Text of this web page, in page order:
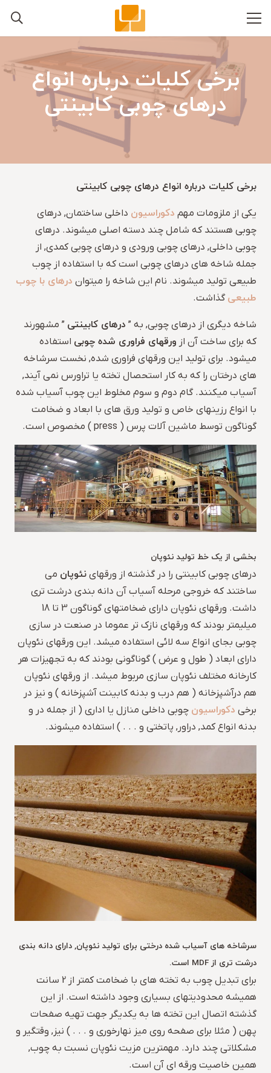
برخی کلیات درباره انواع
درهای چوبی کابینتی
برخی کلیات درباره انواع درهای چوبی کابینتی
یکی از ملزومات مهم دکوراسیون داخلی ساختمان, درهای
چوبی هستند که شامل چند دسته اصلی میشوند. درهای
چوبی داخلی, درهای چوبی ورودی و درهای چوبی کمدی, از
جمله شاخه های درهای چوبی است که با استفاده از چوب
طبیعی تولید میشوند. نام این شاخه را میتوان درهای با چوب
طبیعی گذاشت.
شاخه دیگری از درهای چوبی, به ” درهای کابینتی ” مشهورند
که برای ساخت آن از ورقهای فراوری شده چوبی استفاده
میشود. برای تولید این ورقهای فراوری شده, نخست سرشاخه
های درختان را که به کار استحصال تخته یا تراورس نمی آیند,
آسیاب میکنند. گام دوم و سوم مخلوط این چوب آسیاب شده
با انواع رزینهای خاص و تولید ورق های با ابعاد و ضخامت
گوناگون توسط ماشین آلات پرس ( press ) مخصوص است.
بخشی از یک خط تولید نئوپان
درهای چوبی کابینتی را در گذشته از ورقهای نئوپان می
ساختند که خروجی مرحله آسیاب آن دانه بندی درشت تری
داشت. ورقهای نئوپان دارای ضخامتهای گوناگون 3 تا 18
میلیمتر بودند که ورقهای نازک تر عموما در صنعت در سازی
چوبی بجای انواع سه لائی استفاده میشد. این ورقهای نئوپان
دارای ابعاد ( طول و عرض ) گوناگونی بودند که به تجهیزات هر
کارخانه مختلف نئوپان سازی مربوط میشد. از ورقهای نئوپان
هم درآشپزخانه ( هم درب و بدنه کابینت آشپزخانه ) و نیز در
برخی دکوراسیون چوبی داخلی منازل یا اداری ( از جمله در و
بدنه انواع کمد, دراور, پاتختی و . . . ) استفاده میشوند.
سرشاخه های آسیاب شده درختی برای تولید نئوپان, دارای دانه بندی
درشت تری از MDF است.
برای تبدیل چوب به تخته های با ضخامت کمتر از 2 سانت
همیشه محدودیتهای بسیاری وجود داشته است. از این
گذشته اتصال این تخته ها به یکدیگر جهت تهیه صفحات
پهن ( مثلا برای صفحه روی میز نهارخوری و . . . ) نیز, وقتگیر و
مشکلاتی چند دارد. مهمترین مزیت نئوپان نسبت به چوب,
همین خاصیت ورقه ای آن است.